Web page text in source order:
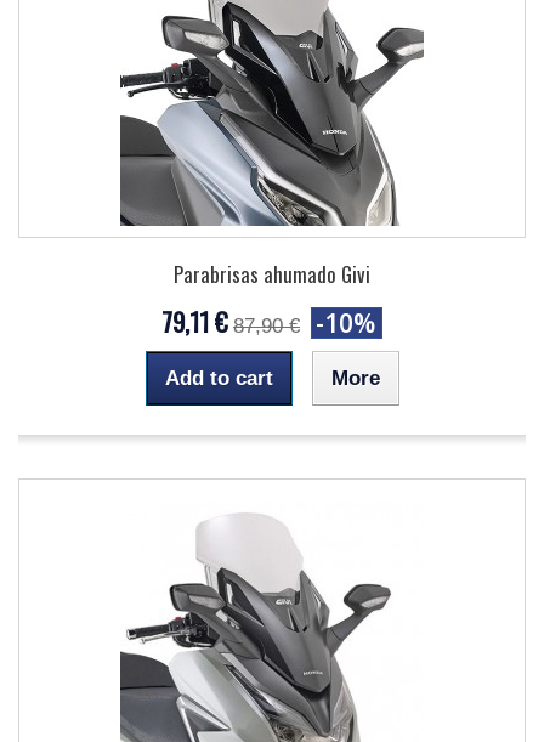
Parabrisas ahumado Givi
79,11 € 87,90 € -10%
Add to cart More